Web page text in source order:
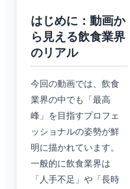
はじめに：動画か
ら見える飲食業界
のリアル
今回の動画では、飲食
業界の中でも「最高
峰」を目指すプロフェ
ッショナルの姿勢が鮮
明に描かれています。
一般的に飲食業界は
「人手不足」や「長時